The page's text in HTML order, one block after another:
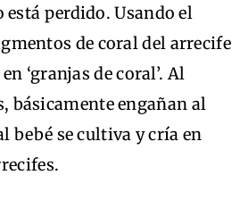
perdido. Usando el
de coral del arrecife
‘granjas de coral’. Al
básicamente engañan al
bebé se cultiva y cría en